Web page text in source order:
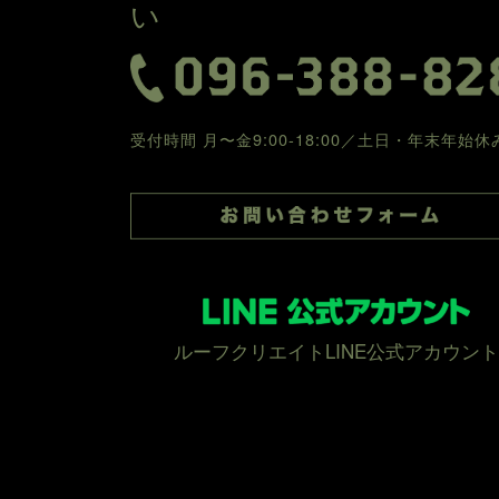
い
受付時間 月〜金9:00-18:00／土日・年末年始休
ルーフクリエイトLINE公式アカウント